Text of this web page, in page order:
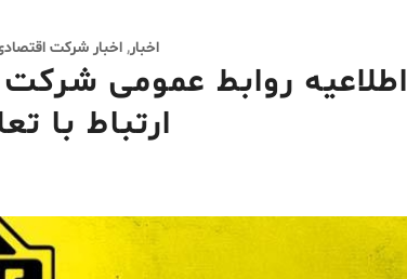
اخبار,اخبار شرکت
اطلاعیه روابط عمومی
ارتباط با